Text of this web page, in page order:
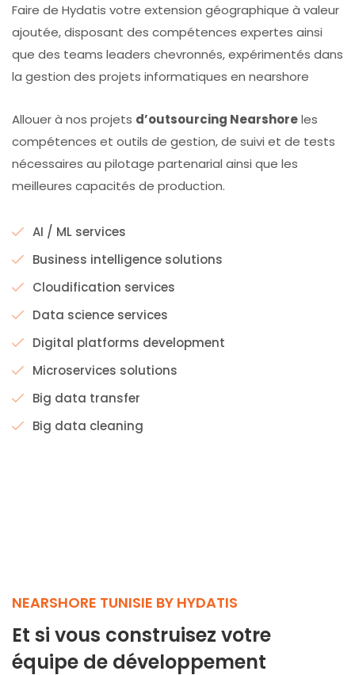
Faire de Hydatis votre extension géographique à valeur
ajoutée, disposant des compétences expertes ainsi
que des teams leaders chevronnés, expérimentés dans
la gestion des projets informatiques en nearshore
Allouer à nos projets d’outsourcing Nearshoreles
compétences et outils de gestion, de suivi et de tests
nécessaires au pilotage partenarial ainsi que les
meilleures capacités de production.
AI / ML services
Business intelligence solutions
Cloudification services
Data science services
Digital platforms development
Microservices solutions
Big data transfer
Big data cleaning
NEARSHORE TUNISIE BY HYDATIS
Et si vous construisez votre
équipe de développement